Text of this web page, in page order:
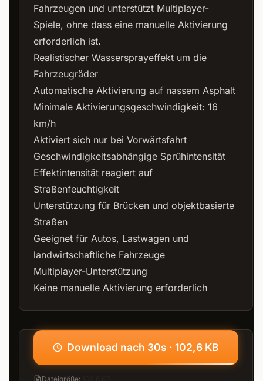
Fahrzeugen und unterstützt Multiplayer-
Spiele, ohne dass eine manuelle Aktivierung
erforderlich ist.
Realistischer Wassersprayeffekt um die
Fahrzeugräder
Automatische Aktivierung auf nassem Asphalt
Minimale Aktivierungsgeschwindigkeit: 16
km/h
Aktiviert sich nur bei Vorwärtsfahrt
Geschwindigkeitsabhängige Sprühintensität
Effektintensität reagiert auf
Straßenfeuchtigkeit
Unterstützung für Brücken und objektbasierte
Straßen
Geeignet für Autos, Lastwagen und
landwirtschaftliche Fahrzeuge
Multiplayer-Unterstützung
Keine manuelle Aktivierung erforderlich
Download nach 30s · 102,6 KB
Dateigröße: